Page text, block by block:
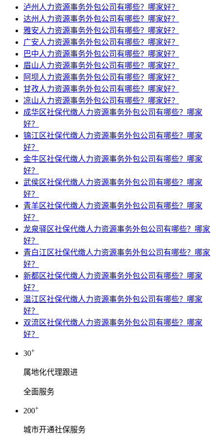
泸州人力资源事务外包公司有哪些？哪家好？
达州人力资源事务外包公司有哪些？哪家好？
雅安人力资源事务外包公司有哪些？哪家好？
广安人力资源事务外包公司有哪些？哪家好？
巴中人力资源事务外包公司有哪些？哪家好？
眉山人力资源事务外包公司有哪些？哪家好？
阿坝人力资源事务外包公司有哪些？哪家好？
甘孜人力资源事务外包公司有哪些？哪家好？
凉山人力资源事务外包公司有哪些？哪家好？
成华区社保代缴人力资源事务外包公司有哪些？哪家
好？
锦江区社保代缴人力资源事务外包公司有哪些？哪家
好？
金牛区社保代缴人力资源事务外包公司有哪些？哪家
好？
武侯区社保代缴人力资源事务外包公司有哪些？哪家
好？
青羊区社保代缴人力资源事务外包公司有哪些？哪家
好？
龙泉驿区社保代缴人力资源事务外包公司有哪些？哪家
好？
青白江区社保代缴人力资源事务外包公司有哪些？哪家
好？
新都区社保代缴人力资源事务外包公司有哪些？哪家
好？
温江区社保代缴人力资源事务外包公司有哪些？哪家
好？
双流区社保代缴人力资源事务外包公司有哪些？哪家
好？
30+
属地化代理跟进
全面服务
200+
城市开通社保服务